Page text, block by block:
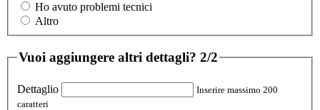
Ho avuto problemi tecnici
Altro
Vuoi aggiungere altri dettagli? 2/2
Dettaglio
Inserire massimo 200
caratteri